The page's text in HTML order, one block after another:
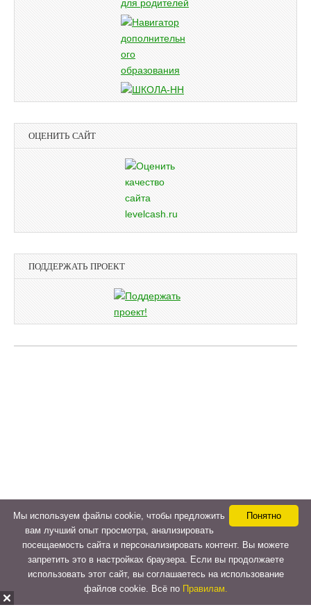
ОЦЕНИТЬ САЙТ
ПОДДЕРЖАТЬ ПРОЕКТ
Понятно
Мы используем файлы cookie, чтобы предложить
вам лучший опыт просмотра, анализировать
посещаемость сайта и персонализировать контент. Вы можете
запретить это в настройках браузера. Если вы продолжаете
использовать этот сайт, вы соглашаетесь на использование
файлов cookie. Всё по Правилам.